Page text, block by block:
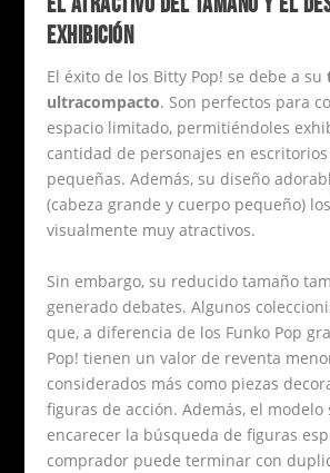
EXHIBICIÓN
El éxito de los Bitty Pop! se debe a su
ultracompacto. Son perfectos para
espacio limitado, permitiéndoles
cantidad de personajes en
pequeñas. Además, su diseño
(cabeza grande y cuerpo pequeño)
visualmente muy atractivos.
Sin embargo, su reducido tamaño
generado debates. Algunos
que, a diferencia de los Funko Pop
Pop! tienen un valor de reventa
considerados más como piezas
figuras de acción. Además, el
encarecer la búsqueda de figuras
comprador puede terminar con